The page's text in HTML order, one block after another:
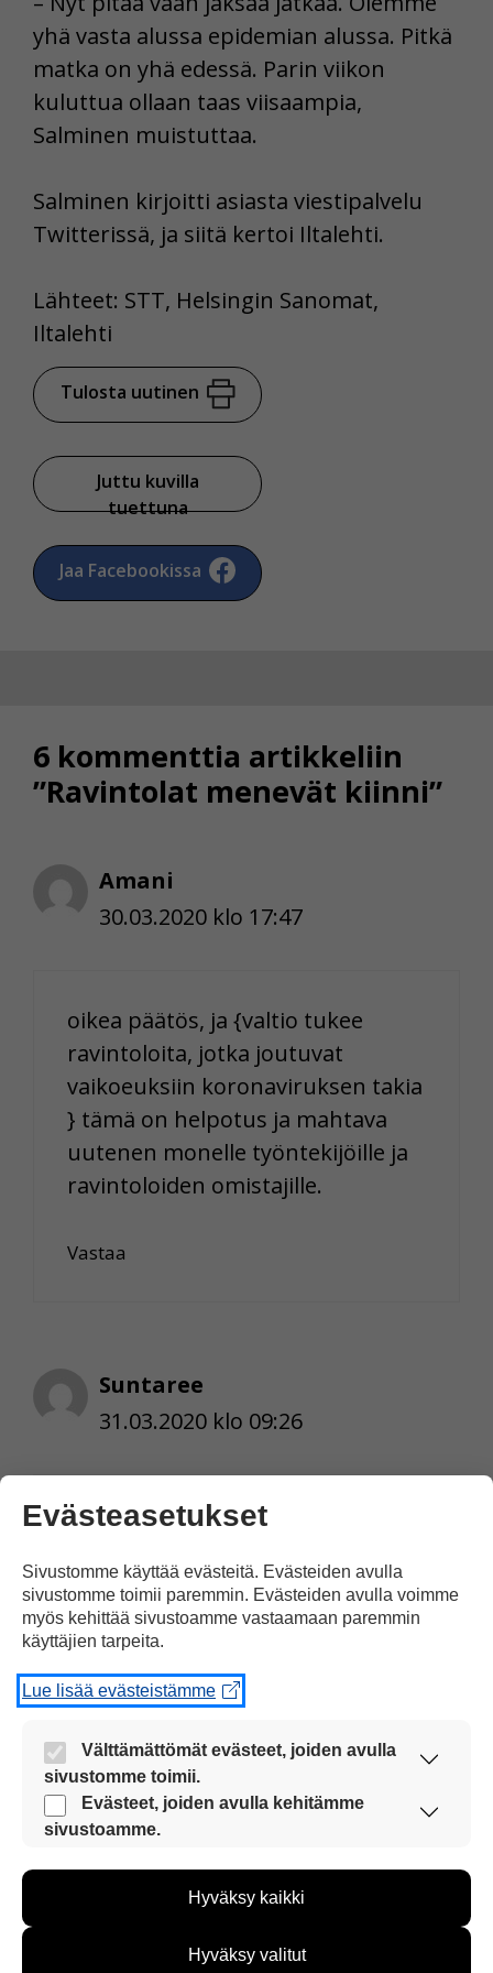
yhä vasta alussa epidemian alussa. Pitkä
matka on yhä edessä. Parin viikon
kuluttua ollaan taas viisaampia,
Salminen muistuttaa.
Salminen kirjoitti asiasta viestipalvelu
Twitterissä, ja siitä kertoi Iltalehti.
Lähteet: STT, Helsingin Sanomat,
Iltalehti
Tulosta uutinen
Juttu kuvilla
tuettuna
Jaa Facebookissa
6 kommenttia artikkeliin
”Ravintolat menevät kiinni”
Amani
30.03.2020 klo 17:47
oikea päätös, ja {valtio tukee
ravintoloita, jotka joutuvat
vaikoeuksiin koronaviruksen takia
} tämä on helpotus ja mahtava
uutenen monelle työntekijöille ja
ravintoloiden omistajille.
Vastaa
Suntaree
31.03.2020 klo 09:26
Olen Sanaa mieltä siitä, toimiiko
se meille kaikkille
jaToivon,lopppua nopeasti.
Vastaa
Kongjak
31.03.2020 klo 09:32
Evästeasetukset
Sivustomme käyttää evästeitä. Evästeiden avulla
sivustomme toimii paremmin. Evästeiden avulla voimme
myös kehittää sivustoamme vastaamaan paremmin
käyttäjien tarpeita.
Lue lisää evästeistämme
Välttämättömät evästeet, joiden avulla
sivustomme toimii.
Nämä evästeet ovat aina käytössä, jotta
sivustoamme voi käyttää sujuvasti ja turvallisesti.
Evästeet, joiden avulla kehitämme
sivustoamme.
kehittää sivustoamme vastaamaan paremmin
kävijämääristä ja siitä, mitä sivuja käytetään ja
Hyväksy kaikki
Hyväksy valitut